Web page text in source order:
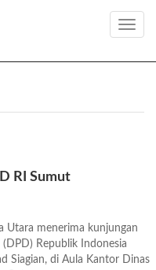
RI Sumut
Utara menerima kunjungan
Republik Indonesia
Siagian, di Aula Kantor Dinas